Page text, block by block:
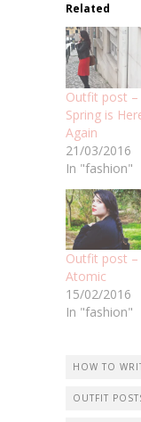
Related
Outfit post –
Spring is
Again
21/03/2016
In "fashion"
Outfit post –
Atomic
15/02/2016
In "fashion"
HOW TO
OUTFIT